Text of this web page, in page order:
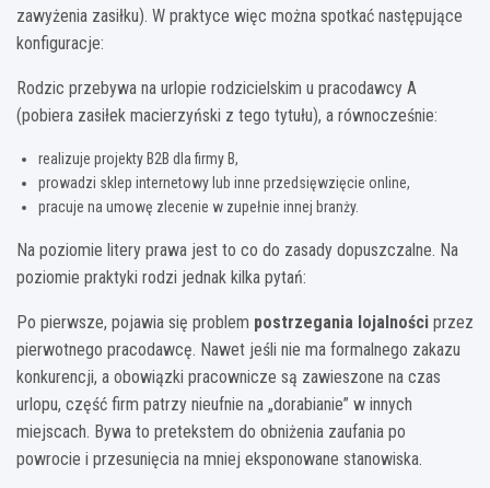
zawyżenia zasiłku). W praktyce więc można spotkać następujące
konfiguracje:
Rodzic przebywa na urlopie rodzicielskim u pracodawcy A
(pobiera zasiłek macierzyński z tego tytułu), a równocześnie:
realizuje projekty B2B dla firmy B,
prowadzi sklep internetowy lub inne przedsięwzięcie online,
pracuje na umowę zlecenie w zupełnie innej branży.
Na poziomie litery prawa jest to co do zasady dopuszczalne. Na
poziomie praktyki rodzi jednak kilka pytań:
Po pierwsze, pojawia się problem postrzegania lojalności przez
pierwotnego pracodawcę. Nawet jeśli nie ma formalnego zakazu
konkurencji, a obowiązki pracownicze są zawieszone na czas
urlopu, część firm patrzy nieufnie na „dorabianie” w innych
miejscach. Bywa to pretekstem do obniżenia zaufania po
powrocie i przesunięcia na mniej eksponowane stanowiska.